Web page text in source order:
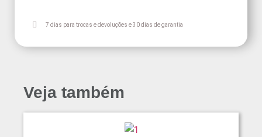
7 dias para trocas e devoluções e 30 dias de garantia
Veja também